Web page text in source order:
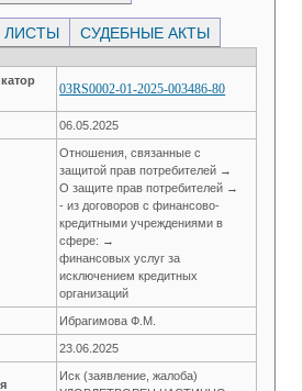
ЛИСТЫ СУДЕБНЫЕ АКТЫ
03RS0002-01-2025-003486-80
06.05.2025
Отношения, связанные с
защитой прав потребителей →
О защите прав потребителей →
- из договоров с финансово-
кредитными учреждениями в
сфере: →
финансовых услуг за
исключением кредитных
организаций
Ибрагимова Ф.М.
23.06.2025
Иск (заявление, жалоба)